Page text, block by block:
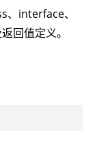
、interface、
回值定义。